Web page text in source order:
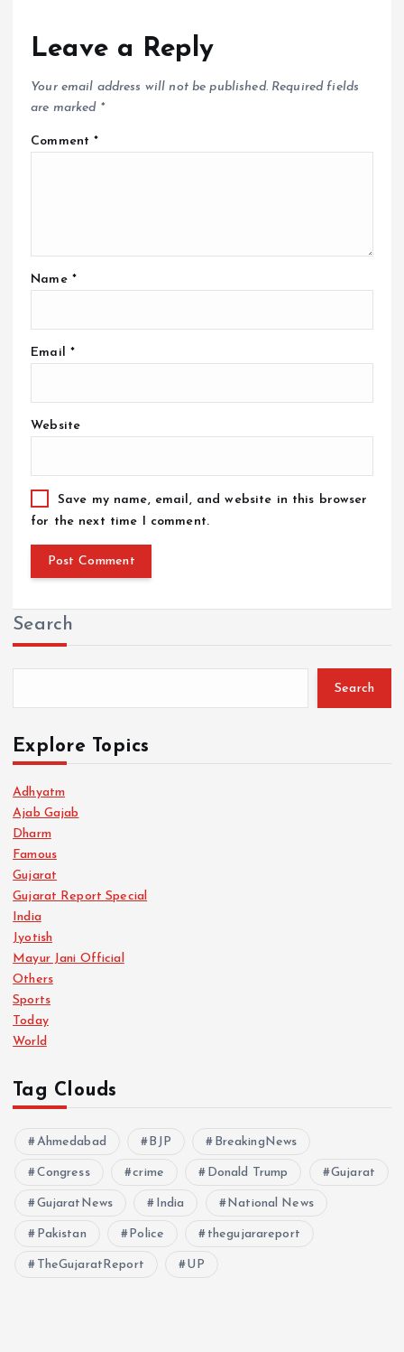
Leave a Reply
Your email address will not be published. Required fields
are marked *
Comment*
Name *
Email *
Website
Save my name, email, and website in this browser
for the next time I comment.
Search
Search
Explore Topics
Adhyatm
Ajab Gajab
Dharm
Famous
Gujarat
Gujarat Report Special
India
Jyotish
Mayur Jani Official
Others
Sports
Today
World
Tag Clouds
Ahmedabad BJP BreakingNews
Congress crime Donald Trump Gujarat
GujaratNews India National News
Pakistan Police thegujarareport
TheGujaratReport UP